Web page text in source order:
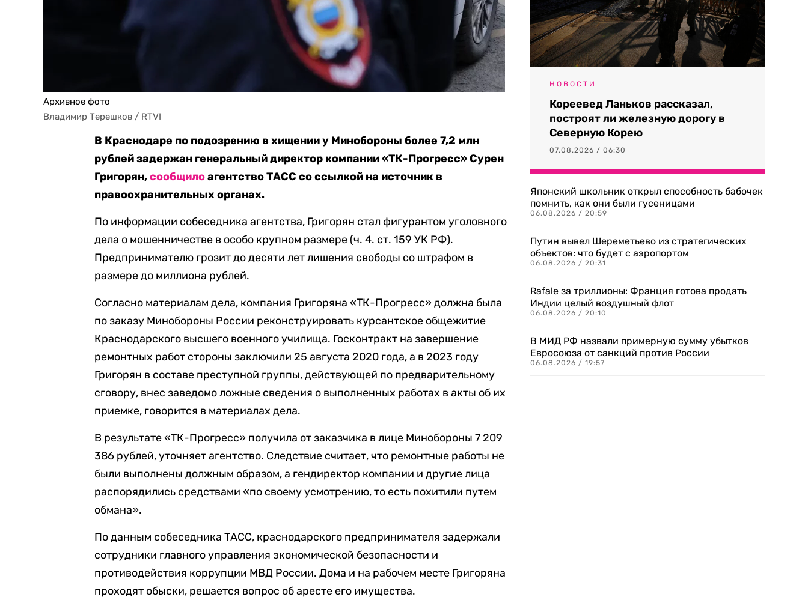
Архивное фото
Владимир Терешков / RTVI
В Краснодаре по подозрению в хищении у Минобороны более 7,2 млн
рублей задержан генеральный директор компании «ТК-Прогресс» Сурен
Григорян,сообщилоагентство ТАСС со ссылкой на источник в
правоохранительных органах.
По информации собеседника агентства, Григорян стал фигурантом уголовного
дела о мошенничестве в особо крупном размере (ч. 4. ст. 159 УК РФ).
Предпринимателю грозит до десяти лет лишения свободы со штрафом в
размере до миллиона рублей.
Согласно материалам дела, компания Григоряна «ТК-Прогресс» должна была
по заказу Минобороны России реконструировать курсантское общежитие
Краснодарского высшего военного училища. Госконтракт на завершение
ремонтных работ стороны заключили 25 августа 2020 года, а в 2023 году
Григорян в составе преступной группы, действующей по предварительному
сговору, внес заведомо ложные сведения о выполненных работах в акты об их
приемке, говорится в материалах дела.
В результате «ТК-Прогресс» получила от заказчика в лице Минобороны 7 209
386 рублей, уточняет агентство. Следствие считает, что ремонтные работы не
были выполнены должным образом, а гендиректор компании и другие лица
распорядились средствами «по своему усмотрению, то есть похитили путем
обмана».
По данным собеседника ТАСС, краснодарского предпринимателя задержали
сотрудники главного управления экономической безопасности и
противодействия коррупции МВД России. Дома и на рабочем месте Григоряна
проходят обыски, решается вопрос об аресте его имущества.
НОВОСТИ
Кореевед Ланьков рассказал,
построят ли железную дорогу в
Северную Корею
07.08.2026 / 06:30
Японский школьник открыл способность бабочек
помнить, как они были гусеницами
06.08.2026 / 20:59
Путин вывел Шереметьево из стратегических
объектов: что будет с аэропортом
06.08.2026 / 20:31
Rafale за триллионы: Франция готова продать
Индии целый воздушный флот
06.08.2026 / 20:10
В МИД РФ назвали примерную сумму убытков
Евросоюза от санкций против России
06.08.2026 / 19:57